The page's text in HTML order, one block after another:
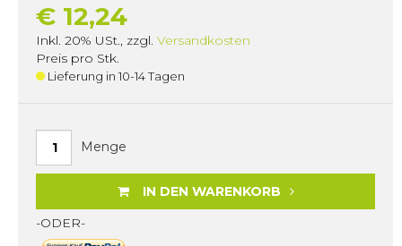
€ 12,24
Inkl. 20% USt., zzgl. Versandkosten
Preis pro Stk.
Lieferung in 10-14 Tagen
Menge
IN DEN WARENKORB
-ODER-